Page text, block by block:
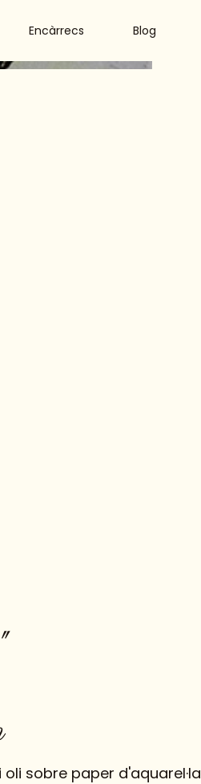
Encàrrecs Blog
sobre paper d'aquarel·la